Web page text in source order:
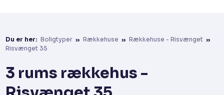
Du er her: Boligtyper » Rækkehuse » Rækkehuse - Risvænget »
Risvænget 35
3 rums rækkehus -